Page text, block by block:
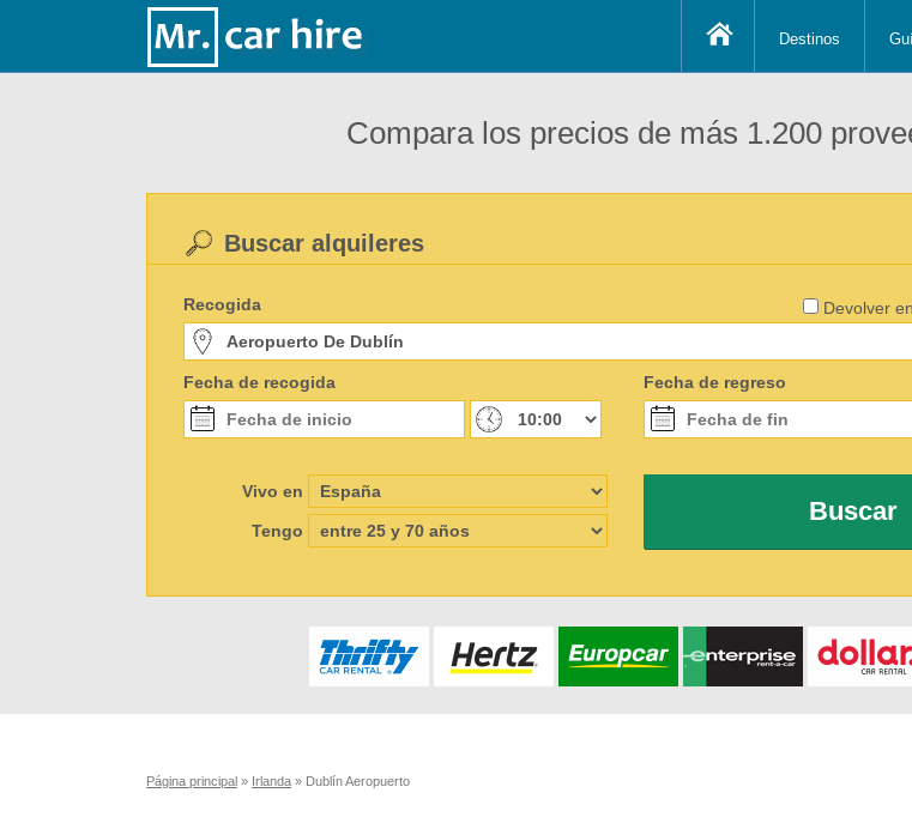
Destinos
Compara los precios de más 1.200
Devolver
Buscar alquileres
Recogida
Fecha de recogida Fecha de regreso
Vivo en
Tengo
Buscar
Página principal » Irlanda » Dublín Aeropuerto